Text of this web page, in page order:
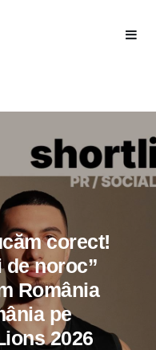
corect!
de noroc”
România
pe
2026